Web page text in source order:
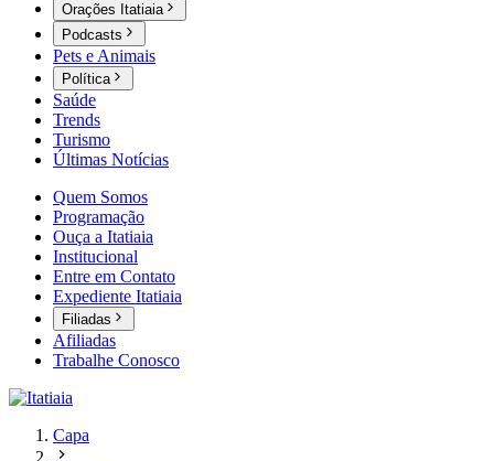
Orações Itatiaia
Podcasts
Pets e Animais
Política
Saúde
Trends
Turismo
Últimas Notícias
Quem Somos
Programação
Ouça a Itatiaia
Institucional
Entre em Contato
Expediente Itatiaia
Filiadas
Afiliadas
Trabalhe Conosco
Capa